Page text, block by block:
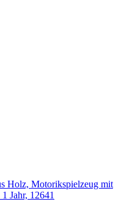
Holz, Motorikspielzeug mit
Jahr, 12641